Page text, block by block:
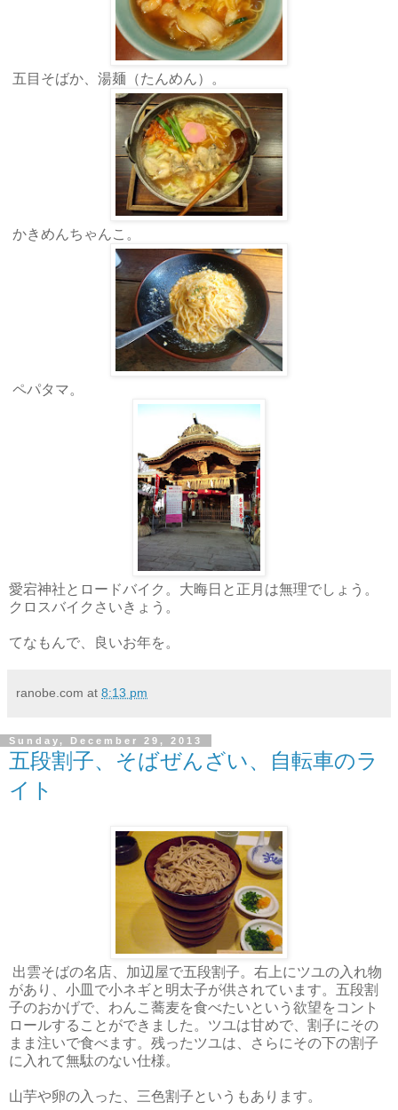
五目そばか、湯麺（たんめん）。
かきめんちゃんこ。
ペパタマ。
愛宕神社とロードバイク。大晦日と正月は無理でしょう。
クロスバイクさいきょう。
てなもんで、良いお年を。
ranobe.com at 8:13 pm
Sunday, December 29, 2013
五段割子、そばぜんざい、自転車のラ
イト
出雲そばの名店、加辺屋で五段割子。右上にツユの入れ物
があり、小皿で小ネギと明太子が供されています。五段割
子のおかげで、わんこ蕎麦を食べたいという欲望をコント
ロールすることができました。ツユは甘めで、割子にその
まま注いで食べます。残ったツユは、さらにその下の割子
に入れて無駄のない仕様。
山芋や卵の入った、三色割子というもあります。